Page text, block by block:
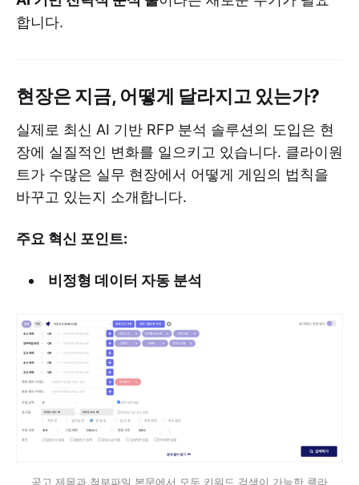
합니다.
현장은 지금, 어떻게 달라지고 있는가?
실제로 최신 AI 기반 RFP 분석 솔루션의 도입은 현
장에 실질적인 변화를 일으키고 있습니다. 클라이원
트가 수많은 실무 현장에서 어떻게 게임의 법칙을
바꾸고 있는지 소개합니다.
주요 혁신 포인트:
비정형 데이터 자동 분석
공고 제목과 첨부파일 본문에서 모두 키워드 검색이 가능한 클라